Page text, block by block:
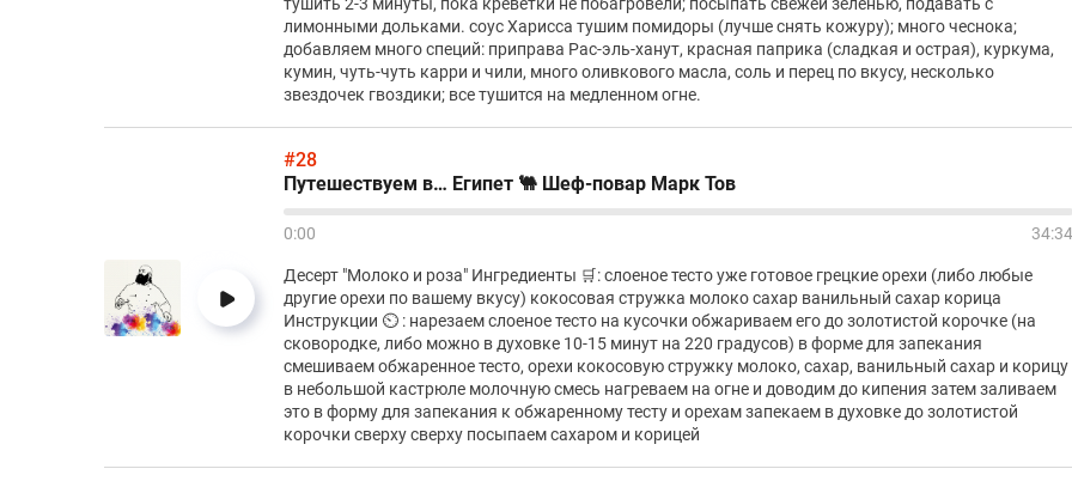
лимонными дольками. соус Харисса тушим помидоры (лучше снять кожуру); много чеснока;
добавляем много специй: приправа Рас-эль-ханут, красная паприка (сладкая и острая), куркума,
кумин, чуть-чуть карри и чили, много оливкового масла, соль и перец по вкусу, несколько
звездочек гвоздики; все тушится на медленном огне.
#28
Путешествуем в… Египет 🐫 Шеф-повар Марк Тов
0:00 34:34
Десерт "Молоко и роза" Ингредиенты 🛒: слоеное тесто уже готовое грецкие орехи (либо любые
другие орехи по вашему вкусу) кокосовая стружка молоко сахар ванильный сахар корица
Инструкции ⏲️ : нарезаем слоеное тесто на кусочки обжариваем его до золотистой корочке (на
сковородке, либо можно в духовке 10-15 минут на 220 градусов) в форме для запекания
смешиваем обжаренное тесто, орехи кокосовую стружку молоко, сахар, ванильный сахар и корицу
в небольшой кастрюле молочную смесь нагреваем на огне и доводим до кипения затем заливаем
это в форму для запекания к обжаренному тесту и орехам запекаем в духовке до золотистой
корочки сверху сверху посыпаем сахаром и корицей